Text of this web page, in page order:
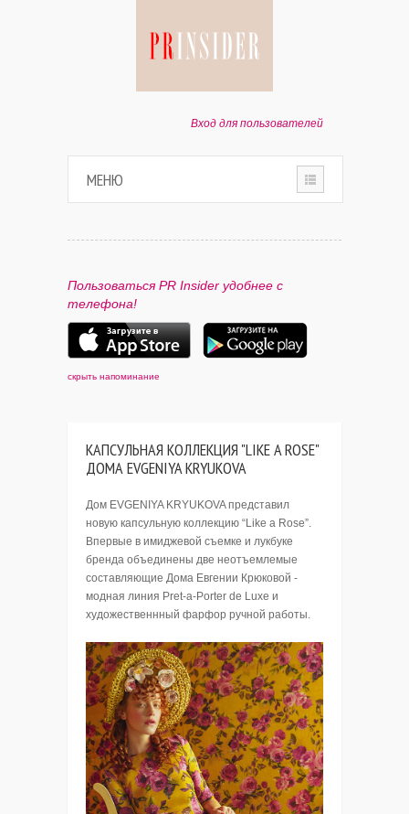
Вход для пользователей
МЕНЮ
ПАРТНЕРАМ
КОНТАКТЫ
Пользоваться PR Insider удобнее с
телефона!
скрыть напоминание
КАПCУЛЬНАЯ КОЛЛЕКЦИЯ "LIKE A ROSE"
ДОМА EVGENIYA KRYUKOVA
Дом EVGENIYA KRYUKOVA представил
новую капсульную коллекцию “Like a Rose”.
Впервые в имиджевой съемке и лукбуке
бренда объединены две неотъемлемые
составляющие Дома Евгении Крюковой -
модная линия Pret-a-Porter de Luxe и
художественнный фарфор ручной работы.